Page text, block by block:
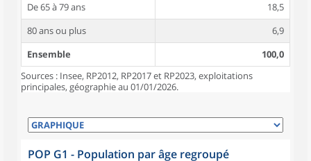
De 65 à 79 ans
18,5
80 ans ou plus
6,9
Ensemble
100,0
Sources : Insee, RP2012, RP2017 et RP2023, exploitations
principales, géographie au 01/01/2026.
POP G1 - Population par âge regroupé